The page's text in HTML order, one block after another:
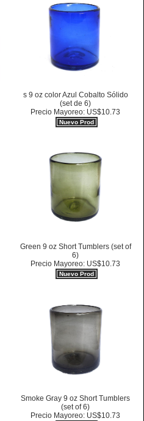
s 9 oz color Azul Cobalto Sólido
(set de 6)
Precio Mayoreo: US$10.73
Nuevo Prod
Green 9 oz Short Tumblers (set of
6)
Precio Mayoreo: US$10.73
Nuevo Prod
Smoke Gray 9 oz Short Tumblers
(set of 6)
Precio Mayoreo: US$10.73